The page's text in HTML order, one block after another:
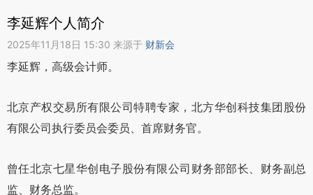
李延辉个人简介
2025年11月18日 15:30 来源于 财新会
李延辉，高级会计师。
北京产权交易所有限公司特聘专家，北方华创科技集团股份
有限公司执行委员会委员、首席财务官。
曾任北京七星华创电子股份有限公司财务部部长、财务副总
监、财务总监。